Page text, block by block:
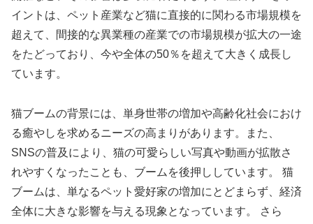
イントは、ペット産業など猫に直接的に関わる市場規模を
超えて、間接的な異業種の産業での市場規模が拡大の一途
をたどっており、今や全体の50％を超えて大きく成長し
ています。
猫ブームの背景には、単身世帯の増加や高齢化社会におけ
る癒やしを求めるニーズの高まりがあります。また、
SNSの普及により、猫の可愛らしい写真や動画が拡散さ
れやすくなったことも、ブームを後押ししています。 猫
ブームは、単なるペット愛好家の増加にとどまらず、経済
全体に大きな影響を与える現象となっています。 さら